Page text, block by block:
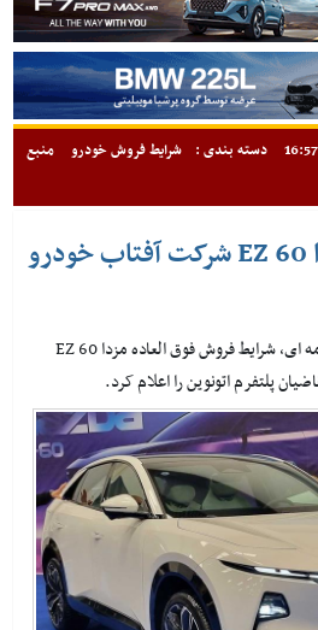
دسته بندی : شرایط فروش خودرو
منبع
بخشنامه فروش مزدا EZ 60 شرکت آفتاب خودرو
شرکت آفتاب خودرو طی بخشنامه ای، شرایط فروش فوق العاده مزدا EZ 60